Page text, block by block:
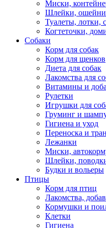
Миски,
Шлейки,
Туалеты, лотки,
Когтеточки,
Собаки
Корм для собак
Корм для щенков
Диета для собак
Лакомства для
Витамины и
Рулетки
Игрушки для
Груминг и
Гигиена и уход
Переноска и
Лежанки
Миски,
Шлейки,
Будки и вольеры
Птицы
Корм для птиц
Лакомства,
Кормушки и
Клетки
Гигиена